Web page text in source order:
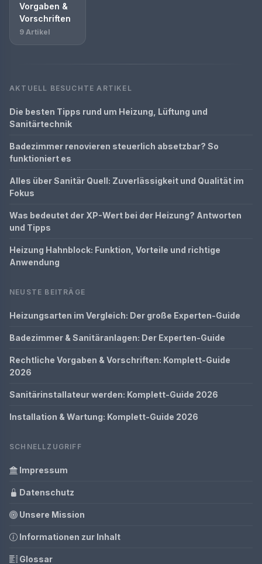
Vorgaben &
Vorschriften
9 Artikel
AKTUELL BESUCHTE ARTIKEL
Die besten Tipps rund um Heizung, Lüftung und
Sanitärtechnik
Badezimmer renovieren steuerlich absetzbar? So
funktioniert es
Alles über Sanitär Quell: Zuverlässigkeit und Qualität im
Fokus
Was bedeutet der XP-Wert bei der Heizung? Antworten
und Tipps
Heizung Hahnblock: Funktion, Vorteile und richtige
Anwendung
NEUSTE BEITRÄGE
Heizungsarten im Vergleich: Der große Experten-Guide
Badezimmer & Sanitäranlagen: Der Experten-Guide
Rechtliche Vorgaben & Vorschriften: Komplett-Guide
2026
Sanitärinstallateur werden: Komplett-Guide 2026
Installation & Wartung: Komplett-Guide 2026
SCHNELLZUGRIFF
Impressum
Datenschutz
Unsere Mission
Informationen zur Inhalt
Glossar